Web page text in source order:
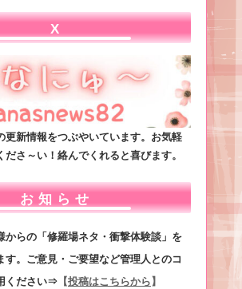
X
更新情報をつぶやいています。お気軽
ださ～い！絡んでくれると喜びます。
お知らせ
からの「修羅場ネタ・衝撃体験談」を
す。ご意見・ご要望など管理人とのコ
ください⇒ 【投稿はこちらから 】